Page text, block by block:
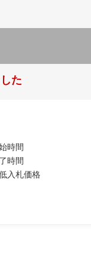
た
時間
時間
入札価格